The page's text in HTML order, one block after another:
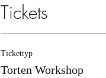
Tickets
Tickettyp
Torten Workshop